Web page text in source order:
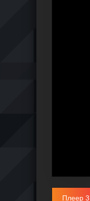
Плеер 3